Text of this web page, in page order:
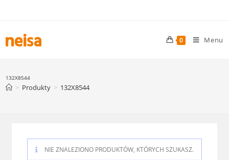
content
0 Menu
132X8544
> Produkty > 132X8544
NIE ZNALEZIONO PRODUKTÓW, KTÓRYCH SZUKASZ.